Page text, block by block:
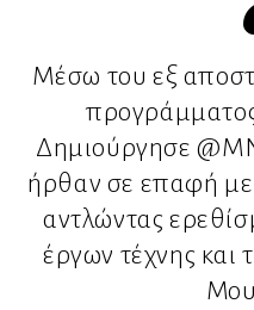
Μέσω του εξ
Δημιούργησε
ήρθαν σε επαφή με
αντλώντας
έργων τέχνης και